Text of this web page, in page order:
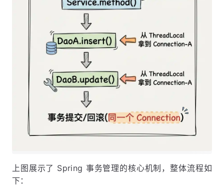
上图展示了 Spring 事务管理的核心机制，整体流程如
下：